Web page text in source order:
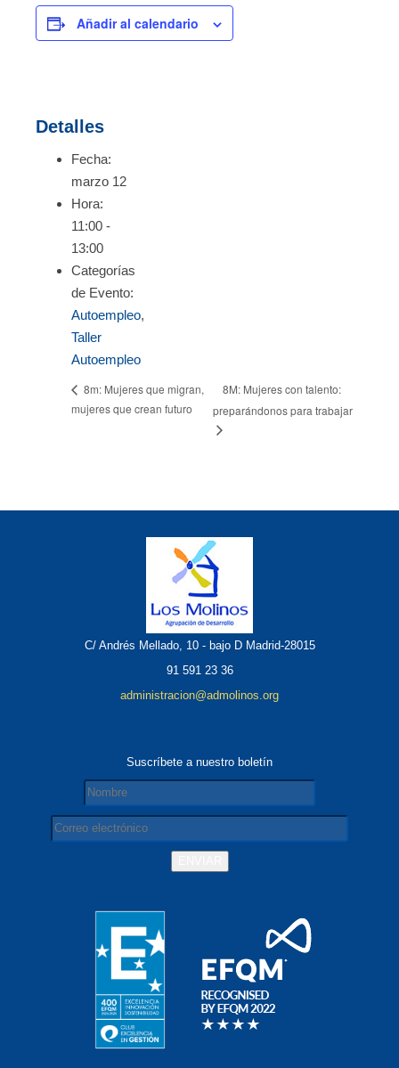
Añadir al calendario
Detalles
Fecha:
marzo 12
Hora:
11:00 -
13:00
Categorías
de Evento:
Autoempleo,
Taller
Autoempleo
8m: Mujeres que migran,
mujeres que crean futuro
8M: Mujeres con talento:
preparándonos para trabajar
C/ Andrés Mellado, 10 - bajo D Madrid-28015
91 591 23 36
administracion@admolinos.org
Suscríbete a nuestro boletín